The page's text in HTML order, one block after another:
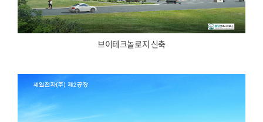
브이테크놀로지 신축